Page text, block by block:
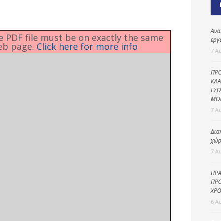
Δημοτική
αστυνομία
file must be on exactly the same
page. Click here for more info 7
7
7
6